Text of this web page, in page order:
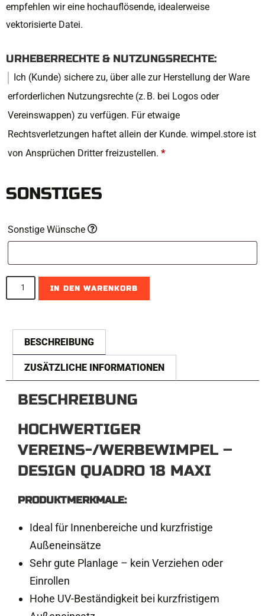
empfehlen wir eine hochauflösende, idealerweise
vektorisierte Datei.
URHEBERRECHTE & NUTZUNGSRECHTE:
Ich (Kunde) sichere zu, über alle zur Herstellung der Ware
erforderlichen Nutzungsrechte (z. B. bei Logos oder
Vereinswappen) zu verfügen. Für etwaige
Rechtsverletzungen haftet allein der Kunde. wimpel.store ist
von Ansprüchen Dritter freizustellen. *
SONSTIGES
Sonstige Wünsche
IN DEN WARENKORB
BESCHREIBUNG
ZUSÄTZLICHE INFORMATIONEN
BESCHREIBUNG
HOCHWERTIGER
VEREINS-/WERBEWIMPEL –
DESIGN QUADRO 18 MAXI
PRODUKTMERKMALE:
Ideal für Innenbereiche und kurzfristige
Außeneinsätze
Sehr gute Planlage – kein Verziehen oder
Einrollen
Hohe UV-Beständigkeit bei kurzfristigem